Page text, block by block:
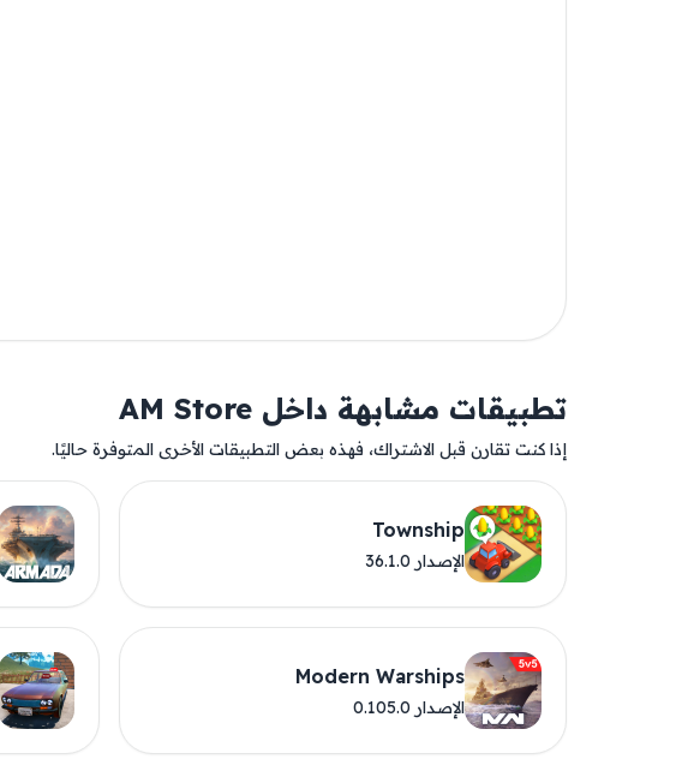
تطبيقات مشابهة داخل AM Store
إذا كنت تقارن قبل الاشتراك، فهذه بعض التطبيقات الأخرى المتوفرة حاليًا.
Township
الإصدار 36.1.0
Modern Warships
الإصدار 0.105.0